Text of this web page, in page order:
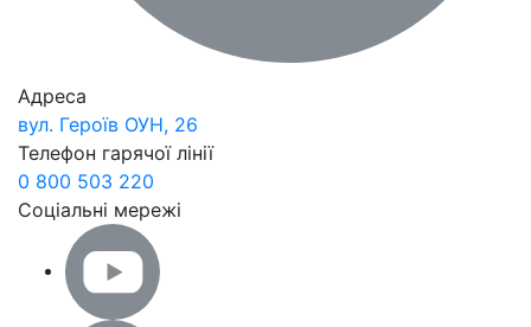
Адреса
вул. Героїв ОУН, 26
Телефон гарячої лінії
0 800 503 220
Соціальні мережі